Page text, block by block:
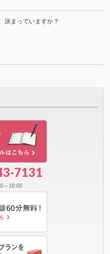
決まっていますか？
7131
～18:00